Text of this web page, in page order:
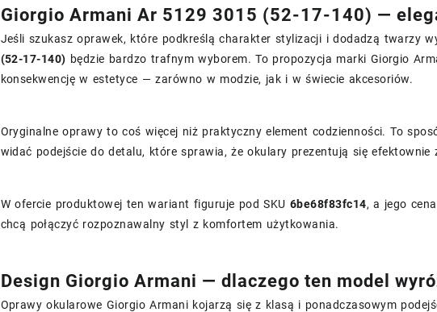
Giorgio Armani Ar 5129 3015 (52-17-140) —
Jeśli szukasz oprawek, które podkreślą charakter stylizacji i dodadzą twarzy
(52-17-140) będzie bardzo trafnym wyborem. To propozycja marki Giorgio
konsekwencję w estetyce — zarówno w modzie, jak i w świecie akcesoriów.
Oryginalne oprawy to coś więcej niż praktyczny element codzienności. To
widać podejście do detalu, które sprawia, że okulary prezentują się
W ofercie produktowej ten wariant figuruje pod SKU 6be68f83fc14, a jego
chcą połączyć rozpoznawalny styl z komfortem użytkowania.
Design Giorgio Armani — dlaczego ten model
Oprawy okularowe Giorgio Armani kojarzą się z klasą i ponadczasowym